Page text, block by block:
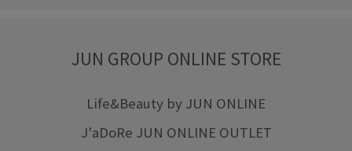
JUN GROUP ONLINE STORE
Life&Beauty by JUN ONLINE
J'aDoRe JUN ONLINE OUTLET